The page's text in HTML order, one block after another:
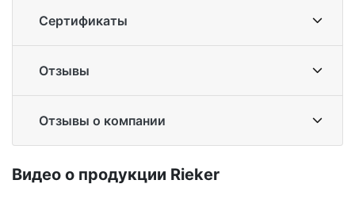
Сертификаты
Отзывы
Отзывы о компании
Ви­део о про­дук­ции Ri­eker